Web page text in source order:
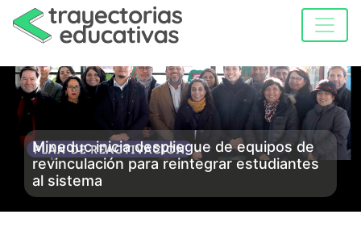
Mineduc inicia despliegue de equipos de
revinculación para reintegrar estudiantes
al sistema